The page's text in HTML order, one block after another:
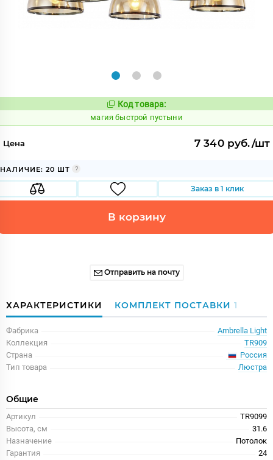
Код:
907325
Код товара:
магия быстрой пустыни
Цена 7 340 руб./шт
НАЛИЧИЕ: 20 ШТ
Заказ в 1 клик
В корзину
Отправить на почту
ХАРАКТЕРИСТИКИ КОМПЛЕКТ ПОСТАВКИ 1
Фабрика
Ambrella Light
Коллекция
TR909
Страна
Россия
Тип товара
Люстра
Общие
Артикул
TR9099
Высота, см
31.6
Назначение
Потолок
Гарантия
24